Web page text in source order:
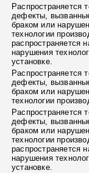
Распространяется
дефекты,
браком или
технологии
распространяется
нарушения
установке.
Распространяется
дефекты,
браком или
технологии
Распространяется
дефекты,
браком или
технологии
распространяется
нарушения
установке.